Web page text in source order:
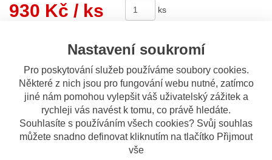
Nastavení soukromí
Pro poskytování služeb používáme soubory cookies.
Některé z nich jsou pro fungování webu nutné, zatímco
jiné nám pomohou vylepšit váš uživatelský zážitek a
rychleji vás navést k tomu, co právě hledáte.
Souhlasíte s používáním všech cookies? Svůj souhlas
můžete snadno definovat kliknutím na tlačítko Přijmout
vše
930 Kč / ks ks
Koupit
Sdílet
Popis Odeslat dotaz